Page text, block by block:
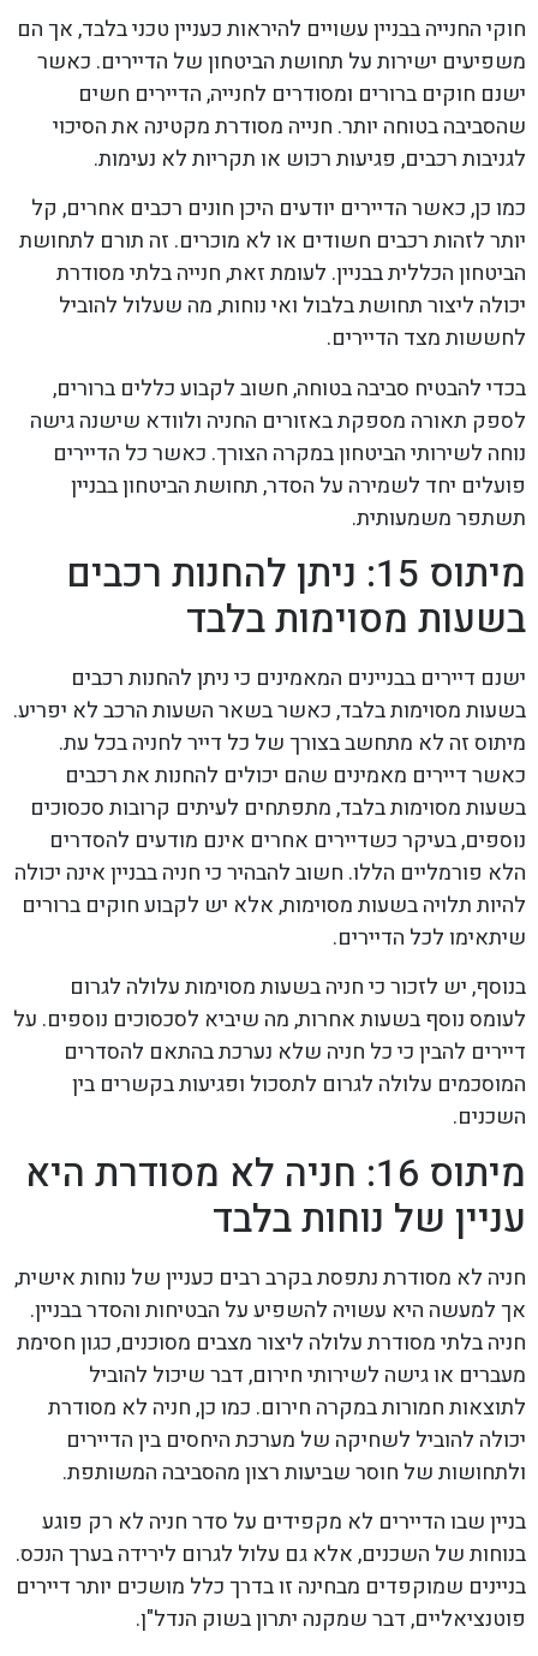
חוקי החנייה בבניין עשויים להיראות כעניין טכני בלבד, אך הם
משפיעים ישירות על תחושת הביטחון של הדיירים. כאשר
ישנם חוקים ברורים ומסודרים לחנייה, הדיירים חשים
שהסביבה בטוחה יותר. חנייה מסודרת מקטינה את הסיכוי
לגניבות רכבים, פגיעות רכוש או תקריות לא נעימות.
כמו כן, כאשר הדיירים יודעים היכן חונים רכבים אחרים, קל
יותר לזהות רכבים חשודים או לא מוכרים. זה תורם לתחושת
הביטחון הכללית בבניין. לעומת זאת, חנייה בלתי מסודרת
יכולה ליצור תחושת בלבול ואי נוחות, מה שעלול להוביל
לחששות מצד הדיירים.
בכדי להבטיח סביבה בטוחה, חשוב לקבוע כללים ברורים,
לספק תאורה מספקת באזורים החניה ולוודא שישנה גישה
נוחה לשירותי הביטחון במקרה הצורך. כאשר כל הדיירים
פועלים יחד לשמירה על הסדר, תחושת הביטחון בבניין
תשתפר משמעותית.
מיתוס 15: ניתן להחנות רכבים
בשעות מסוימות בלבד
ישנם דיירים בבניינים המאמינים כי ניתן להחנות רכבים
בשעות מסוימות בלבד, כאשר בשאר השעות הרכב לא יפריע.
מיתוס זה לא מתחשב בצורך של כל דייר לחניה בכל עת.
כאשר דיירים מאמינים שהם יכולים להחנות את רכבים
בשעות מסוימות בלבד, מתפתחים לעיתים קרובות סכסוכים
נוספים, בעיקר כשדיירים אחרים אינם מודעים להסדרים
הלא פורמליים הללו. חשוב להבהיר כי חניה בבניין אינה יכולה
להיות תלויה בשעות מסוימות, אלא יש לקבוע חוקים ברורים
שיתאימו לכל הדיירים.
בנוסף, יש לזכור כי חניה בשעות מסוימות עלולה לגרום
לעומס נוסף בשעות אחרות, מה שיביא לסכסוכים נוספים. על
דיירים להבין כי כל חניה שלא נערכת בהתאם להסדרים
המוסכמים עלולה לגרום לתסכול ופגיעות בקשרים בין
השכנים.
מיתוס 16: חניה לא מסודרת היא
עניין של נוחות בלבד
חניה לא מסודרת נתפסת בקרב רבים כעניין של נוחות אישית,
אך למעשה היא עשויה להשפיע על הבטיחות והסדר בבניין.
חניה בלתי מסודרת עלולה ליצור מצבים מסוכנים, כגון חסימת
מעברים או גישה לשירותי חירום, דבר שיכול להוביל
לתוצאות חמורות במקרה חירום. כמו כן, חניה לא מסודרת
יכולה להוביל לשחיקה של מערכת היחסים בין הדיירים
ולתחושות של חוסר שביעות רצון מהסביבה המשותפת.
בניין שבו הדיירים לא מקפידים על סדר חניה לא רק פוגע
בנוחות של השכנים, אלא גם עלול לגרום לירידה בערך הנכס.
בניינים שמוקפדים מבחינה זו בדרך כלל מושכים יותר דיירים
פוטנציאליים, דבר שמקנה יתרון בשוק הנדל"ן.